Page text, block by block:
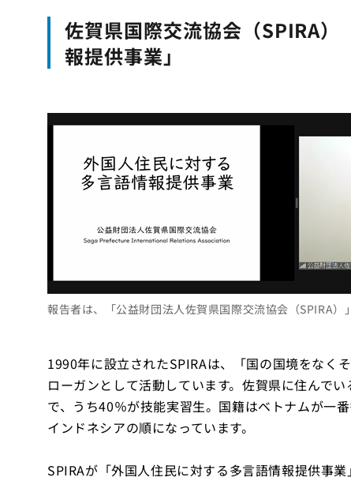
佐賀県国際交流協会（SPIRA
報提供事業」
報告者は、「公益財団法人佐賀県国際交流協会（SPIRA）
1990年に設立されたSPIRAは、「国の国境をな
ローガンとして活動しています。佐賀県に住んで
で、うち40％が技能実習生。国籍はベトナムが一
インドネシアの順になっています。
SPIRAが「外国人住民に対する多言語情報提供事